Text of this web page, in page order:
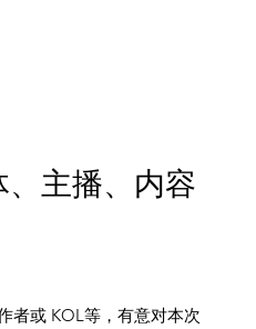
、主播、内容
者或 KOL等，有意对本次